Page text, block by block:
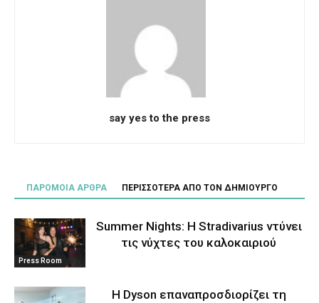
say yes to the press
ΠΑΡΟΜΟΙΑ ΑΡΘΡΑ ΠΕΡΙΣΣΟΤΕΡΑ ΑΠΟ ΤΟΝ ΔΗΜΙΟΥΡΓΟ
Press Room
Summer Nights: Η Stradivarius ντύνει
τις νύχτες του καλοκαιριού
Η Dyson επαναπροσδιορίζει τη